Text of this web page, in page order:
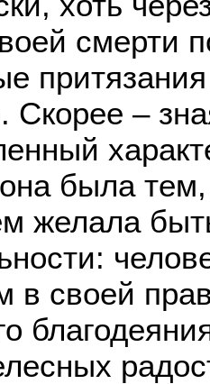
смерти
Скорее –
была
желала
своей